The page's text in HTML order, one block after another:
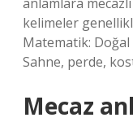
kelimeler
Matematik:
Sahne, perde,
Mecaz